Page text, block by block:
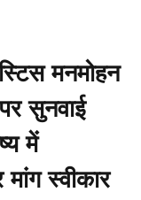
मनमोहन
सुनवाई
में
स्वीकार